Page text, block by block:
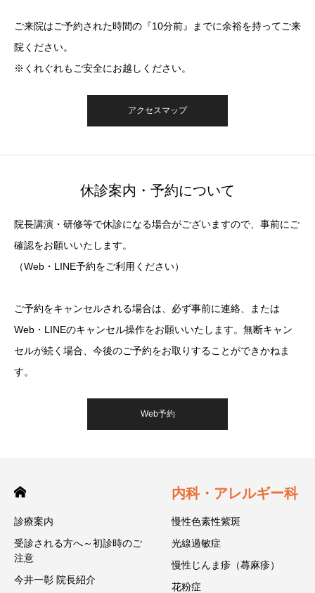
ご来院はご予約された時間の『10分前』までに余裕を持ってご来
院ください。
※くれぐれもご安全にお越しください。
アクセスマップ
休診案内・予約について
院長講演・研修等で休診になる場合がございますので、事前にご
確認をお願いいたします。
（Web・LINE予約をご利用ください）
ご予約をキャンセルされる場合は、必ず事前に連絡、または
Web・LINEのキャンセル操作をお願いいたします。無断キャン
セルが続く場合、今後のご予約をお取りすることができかねま
す。
Web予約
診療案内
受診される方へ～初診時のご
注意
今井一彰 院長紹介
内科・アレルギー科
慢性色素性紫斑
光線過敏症
慢性じんま疹（蕁麻疹）
花粉症